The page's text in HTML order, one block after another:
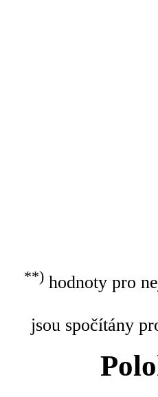
**)hodnoty pro
jsou spočítány